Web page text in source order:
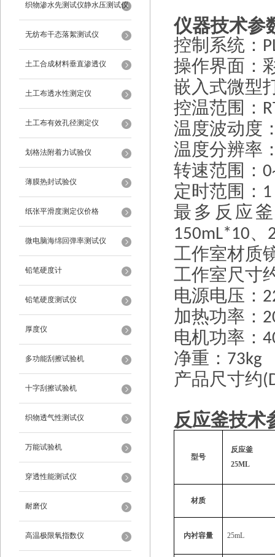
织物渗水先测试仪静水压测试仪
无纺布干态落絮测试仪
土工合成材料垂直渗透仪
土工布透水性测定仪
土工布有效孔径测定仪
划格法附着力试验仪
薄膜热封试验仪
纸张平滑度测定仪价格
微电脑海绵回弹率测试仪
铅笔硬度计
铅笔硬度测试仪
厚度仪
多功能刮擦试验机
十字刮擦试验机
织物透气性测试仪
万能试验机
穿透性能测试仪
耐磨仪
高温极限氧指数仪
仪器技术参
控制系统：
操作界面：
嵌入式微型
控温范围：
温度波动度
温度分辨率
转速范围：
定时范围： 1
最多反应
150mL*10、
工作室材质
工作室尺寸
电源电压：
加热功率：
电机功率：
净重： 73kg
产品尺寸约
反应釜技术
型号
反应釜
25ML
材质
内衬容量 25mL